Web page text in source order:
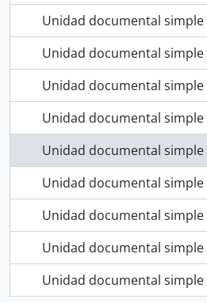
Unidad documental simple
Unidad documental simple
Unidad documental simple
Unidad documental simple
Unidad documental simple
Unidad documental simple
Unidad documental simple
Unidad documental simple
Unidad documental simple